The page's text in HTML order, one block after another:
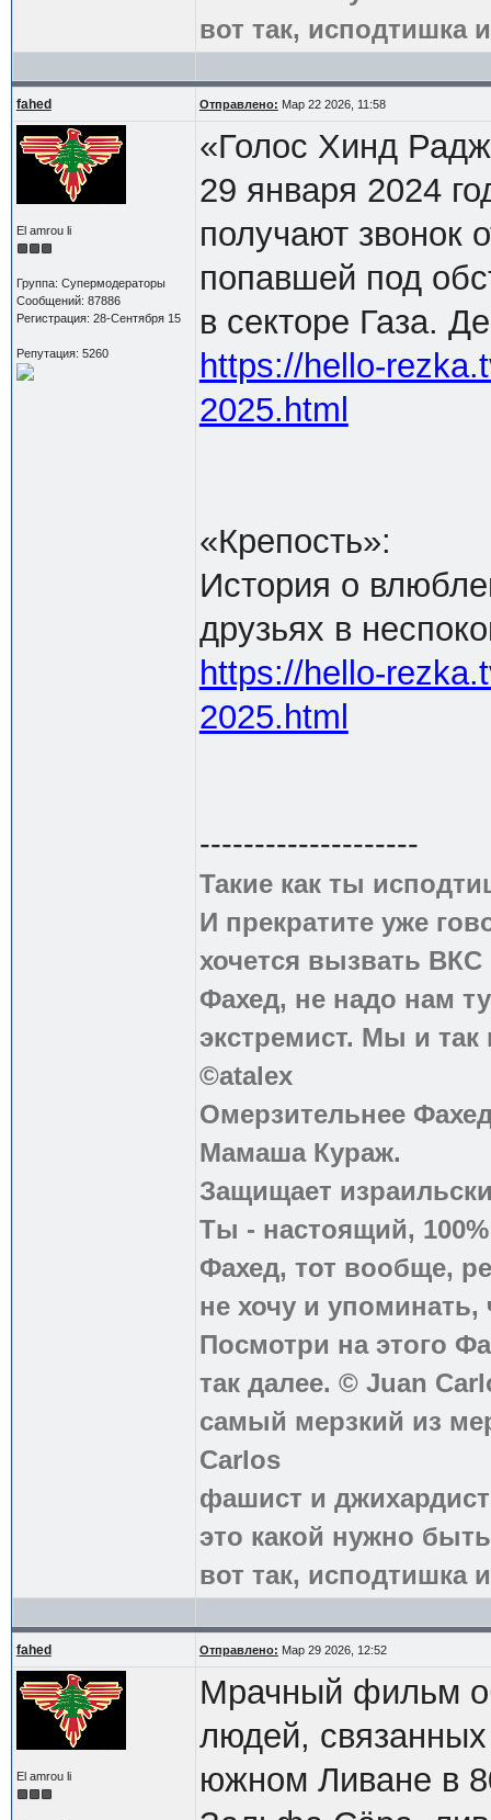
вот так, исподтишка
fahed Отправлено: Мар 22 2026, 11:58
El amrou li
Группа: Супермодераторы
Сообщений: 87886
Регистрация: 28-Сентября 15
Репутация: 5260
«Голос Хинд
29 января 2024
получают звонок
попавшей под
в секторе Газа.
https://hello-
2025.html
«Крепость»:
История о
друзьях в
https://hello-
2025.html
--------------------
Такие как ты
И прекратите уже
хочется вызвать
Фахед, не надо нам
экстремист. Мы и
©atalex
Омерзительнее
Мамаша Кураж.
Защищает
Ты - настоящий,
Фахед, тот вообще,
не хочу и
Посмотри на этого
так далее. © Juan
самый мерзкий из
Carlos
фашист и
это какой нужно
вот так, исподтишка
fahed Отправлено: Мар 29 2026, 12:52
El amrou li
Мрачный фильм
людей,
южном Ливане в